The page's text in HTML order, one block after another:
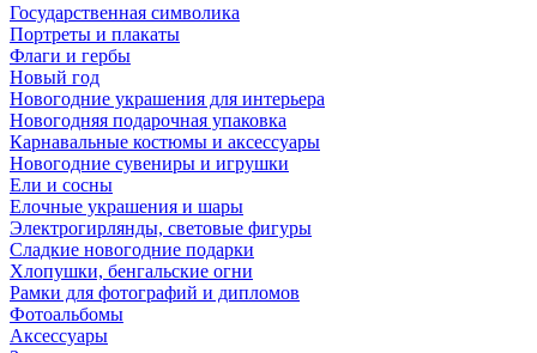
Государственная символика
Портреты и плакаты
Флаги и гербы
Новый год
Новогодние украшения для интерьера
Новогодняя подарочная упаковка
Карнавальные костюмы и аксессуары
Новогодние сувениры и игрушки
Ели и сосны
Елочные украшения и шары
Электрогирлянды, световые фигуры
Сладкие новогодние подарки
Хлопушки, бенгальские огни
Рамки для фотографий и дипломов
Фотоальбомы
Аксессуары